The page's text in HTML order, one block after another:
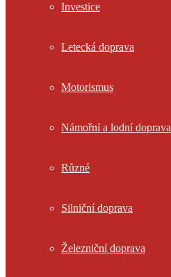
Investice
Letecká doprava
Motorismus
Námořní a lodní doprava
Různé
Silniční doprava
Železniční doprava